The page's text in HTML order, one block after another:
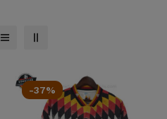
-37%